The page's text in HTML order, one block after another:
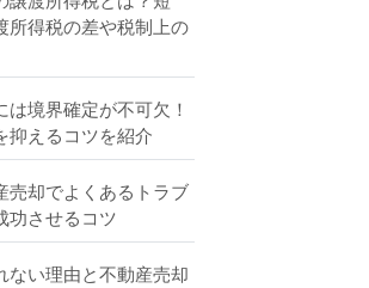
所得税の差や税制上の
は境界確定が不可欠！
抑えるコツを紹介
売却でよくあるトラブ
功させるコツ
ない理由と不動産売却